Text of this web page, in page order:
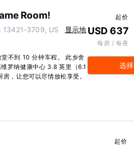
Room!
13421-3709, US
显示地
不到 10 分钟车程。 此乡舍
罗纳健康中心 3.8 英里（6.1
，让您可以尽情放松享受。
起价
USD 637
每房 / 每夜
选择
起价